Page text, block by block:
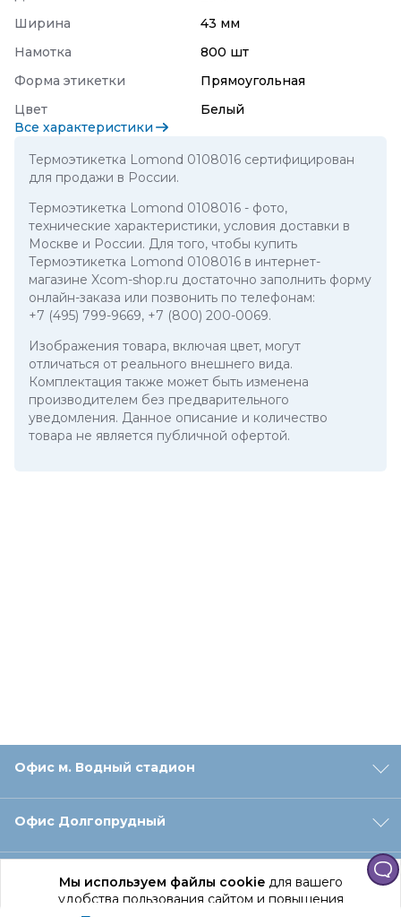
Мы используем файлы cookieдля вашего
удобства пользования сайтом и повышения
Ширина
43 мм
Намотка
800 шт
Форма этикетки
Прямоугольная
Цвет
Белый
Все характеристики
Термоэтикетка Lomond 0108016 сертифицирован
для продажи в России.
Термоэтикетка Lomond 0108016 - фото,
технические характеристики, условия доставки в
Москве и России. Для того, чтобы купить
Термоэтикетка Lomond 0108016 в интернет-
магазине Xcom-shop.ru достаточно заполнить форму
онлайн-заказа или позвонить по телефонам:
+7 (495) 799-9669, +7 (800) 200-0069.
Изображения товара, включая цвет, могут
отличаться от реального внешнего вида.
Комплектация также может быть изменена
производителем без предварительного
уведомления. Данное описание и количество
товара не является публичной офертой.
Офис м. Водный стадион
Офис Долгопрудный
Офис Санкт‑Петербург